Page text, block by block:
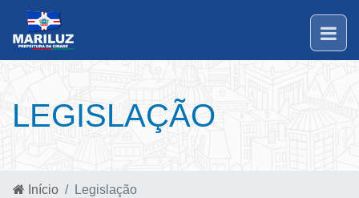
LEGISLAÇÃO
Início Legislação